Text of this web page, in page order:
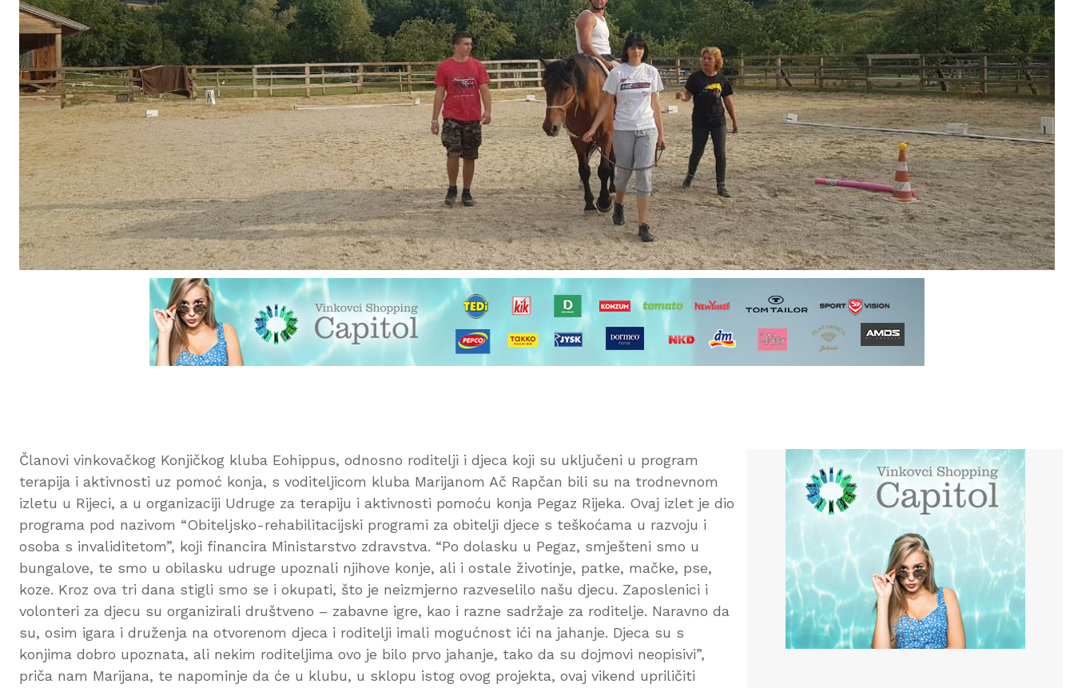
Članovi vinkovačkog Konjičkog kluba Eohippus, odnosno roditelji i djeca koji su uključeni u program
terapija i aktivnosti uz pomoć konja, s voditeljicom kluba Marijanom Ač Rapčan bili su na trodnevnom
izletu u Rijeci, a u organizaciji Udruge za terapiju i aktivnosti pomoću konja Pegaz Rijeka. Ovaj izlet je dio
programa pod nazivom “Obiteljsko-rehabilitacijski programi za obitelji djece s teškoćama u razvoju i
osoba s invaliditetom”, koji financira Ministarstvo zdravstva. “Po dolasku u Pegaz, smješteni smo u
bungalove, te smo u obilasku udruge upoznali njihove konje, ali i ostale životinje, patke, mačke, pse,
koze. Kroz ova tri dana stigli smo se i okupati, što je neizmjerno razveselilo našu djecu. Zaposlenici i
volonteri za djecu su organizirali društveno – zabavne igre, kao i razne sadržaje za roditelje. Naravno da
su, osim igara i druženja na otvorenom djeca i roditelji imali mogućnost ići na jahanje. Djeca su s
konjima dobro upoznata, ali nekim roditeljima ovo je bilo prvo jahanje, tako da su dojmovi neopisivi”,
priča nam Marijana, te napominje da će u klubu, u sklopu istog ovog projekta, ovaj vikend upriličiti